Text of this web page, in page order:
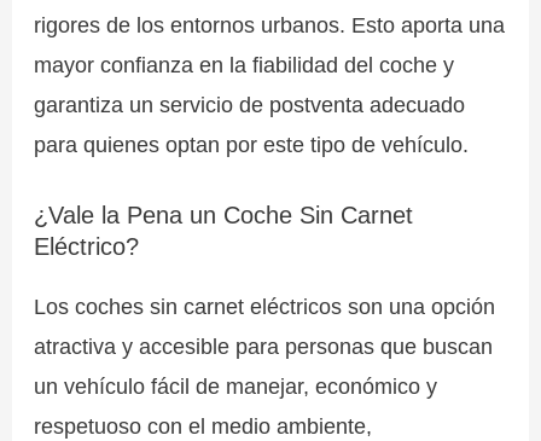
rigores de los entornos urbanos. Esto aporta una
mayor confianza en la fiabilidad del coche y
garantiza un servicio de postventa adecuado
para quienes optan por este tipo de vehículo.
¿Vale la Pena un Coche Sin Carnet
Eléctrico?
Los coches sin carnet eléctricos son una opción
atractiva y accesible para personas que buscan
un vehículo fácil de manejar, económico y
respetuoso con el medio ambiente,